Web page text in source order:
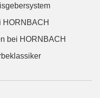
HORNBACH
bei HORNBACH